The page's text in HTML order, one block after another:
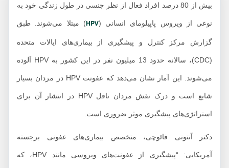
نقش آن در کاهش
انتقال اچ پی وی توسط
مردان
چه زمانی باید تست
HPV داد؟
بیش از 80 درصد افراد فعال از نظر جنسی در طول زندگی خود به
نوعی از ویروس پاپیلومای انسانی (HPV ) مبتلا می‌شوند. طبق
گزارش مرکز کنترل و پیشگیری از بیماری‌های ایالات متحده
(CDC)، سالانه حدود 13 میلیون نفر در این کشور به HPV آلوده
می‌شوند. این آمار نشان می‌دهد که عفونت HPV در مردان بسیار
شایع است و درک نقش مردان ناقل HPV در انتشار آن برای
استراتژی‌های پیشگیری موثر ضروری است.
دکتر آنتونی فائوچی، متخصص بیماری‌های عفونی برجسته
آمریکایی: “پیشگیری از عفونت‌های ویروسی مانند HPV، که